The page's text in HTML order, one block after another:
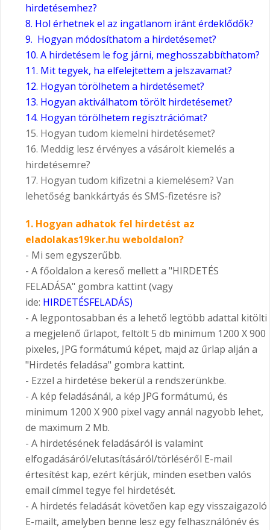
hirdetésemhez?
8. Hol érhetnek el az ingatlanom iránt érdeklődők?
9. Hogyan módosíthatom a hirdetésemet?
10. A hirdetésem le fog járni, meghosszabbíthatom?
11. Mit tegyek, ha elfelejtettem a jelszavamat?
12. Hogyan törölhetem a hirdetésemet?
13. Hogyan aktiválhatom törölt hirdetésemet?
14. Hogyan törölhetem regisztrációmat?
15. Hogyan tudom kiemelni hirdetésemet?
16. Meddig lesz érvényes a vásárolt kiemelés a
hirdetésemre?
17. Hogyan tudom kifizetni a kiemelésem? Van
lehetőség bankkártyás és SMS-fizetésre is?
1. Hogyan adhatok fel hirdetést az
eladolakas19ker.hu weboldalon?
- Mi sem egyszerűbb.
- A főoldalon a kereső mellett a "HIRDETÉS
FELADÁSA" gombra kattint (vagy
ide: HIRDETÉSFELADÁS)
- A legpontosabban és a lehető legtöbb adattal kitölti
a megjelenő űrlapot, feltölt 5 db minimum 1200 X 900
pixeles, JPG formátumú képet, majd az űrlap alján a
"Hirdetés feladása" gombra kattint.
- Ezzel a hirdetése bekerül a rendszerünkbe.
- A kép feladásánál, a kép JPG formátumú, és
minimum 1200 X 900 pixel vagy annál nagyobb lehet,
de maximum 2 Mb.
- A hirdetésének feladásáról is valamint
elfogadásáról/elutasításáról/törléséről E-mail
értesítést kap, ezért kérjük, minden esetben valós
email címmel tegye fel hirdetését.
- A hirdetés feladását követően kap egy visszaigazoló
E-mailt, amelyben benne lesz egy felhasználónév és